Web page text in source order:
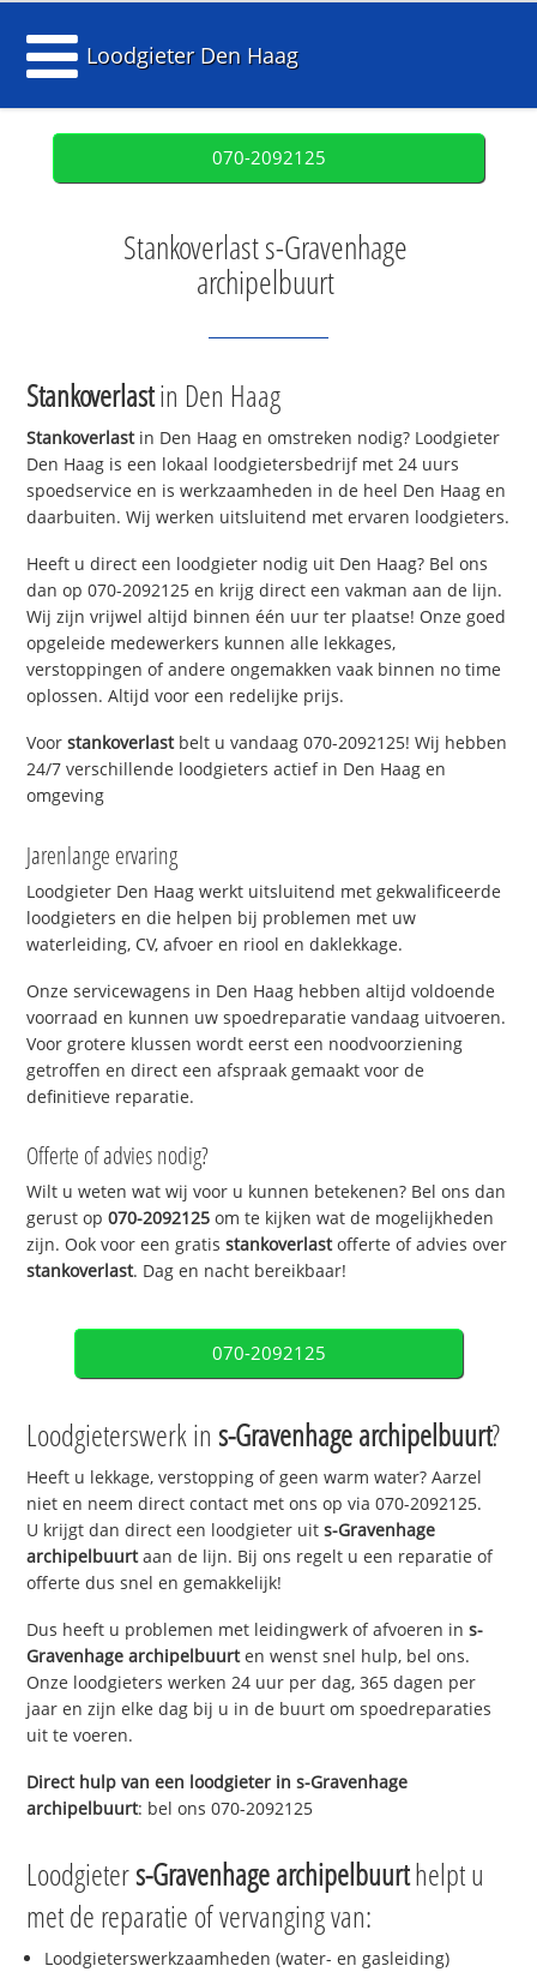
Loodgieter Den Haag
070-2092125
Stankoverlast s-Gravenhage
archipelbuurt
Stankoverlastin Den Haag
Stankoverlastin Den Haag en omstreken nodig? Loodgieter
Den Haag is een lokaal loodgietersbedrijf met 24 uurs
spoedservice en is werkzaamheden in de heel Den Haag en
daarbuiten. Wij werken uitsluitend met ervaren loodgieters.
Heeft u direct een loodgieter nodig uit Den Haag? Bel ons
dan op 070-2092125 en krijg direct een vakman aan de lijn.
Wij zijn vrijwel altijd binnen één uur ter plaatse! Onze goed
opgeleide medewerkers kunnen alle lekkages,
verstoppingen of andere ongemakken vaak binnen no time
oplossen. Altijd voor een redelijke prijs.
Voorstankoverlastbelt u vandaag 070-2092125! Wij hebben
24/7 verschillende loodgieters actief in Den Haag en
omgeving
Jarenlange ervaring
Loodgieter Den Haag werkt uitsluitend met gekwalificeerde
loodgieters en die helpen bij problemen met uw
waterleiding, CV, afvoer en riool en daklekkage.
Onze servicewagens in Den Haag hebben altijd voldoende
voorraad en kunnen uw spoedreparatie vandaag uitvoeren.
Voor grotere klussen wordt eerst een noodvoorziening
getroffen en direct een afspraak gemaakt voor de
definitieve reparatie.
Offerte of advies nodig?
Wilt u weten wat wij voor u kunnen betekenen? Bel ons dan
gerust op070-2092125 om te kijken wat de mogelijkheden
zijn. Ook voor een gratisstankoverlastofferte of advies over
stankoverlast. Dag en nacht bereikbaar!
070-2092125
Loodgieterswerk in s-Gravenhage archipelbuurt?
Heeft u lekkage, verstopping of geen warm water? Aarzel
niet en neem direct contact met ons op via 070-2092125.
U krijgt dan direct een loodgieter uits-Gravenhage
archipelbuurtaan de lijn. Bij ons regelt u een reparatie of
offerte dus snel en gemakkelijk!
Dus heeft u problemen met leidingwerk of afvoeren ins-
Gravenhage archipelbuurten wenst snel hulp, bel ons.
Onze loodgieters werken 24 uur per dag, 365 dagen per
jaar en zijn elke dag bij u in de buurt om spoedreparaties
uit te voeren.
Direct hulp van een loodgieter ins-Gravenhage
archipelbuurt: bel ons 070-2092125
Loodgieters-Gravenhage archipelbuurthelpt u
met de reparatie of vervanging van:
Loodgieterswerkzaamheden (water- en gasleiding)